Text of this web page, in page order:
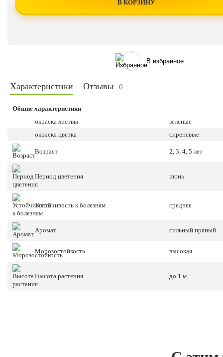
В КОРЗИНУ
В избранное
Характеристики Отзывы 0
Общие характеристики
окраска листвы
зеленые
окраска цветка
сиреневые
Возраст 2, 3, 4, 5 лет
Период цветения июнь
Устойчивость к болезням средняя
Аромат сильный пряный
Морозостойкость высокая
Высота растения до 1 м